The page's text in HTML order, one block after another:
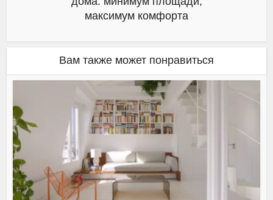
максимум комфорта
Вам также может понравиться